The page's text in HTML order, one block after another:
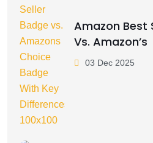
Amazon Best
Vs. Amazon’s
03 Dec 2025